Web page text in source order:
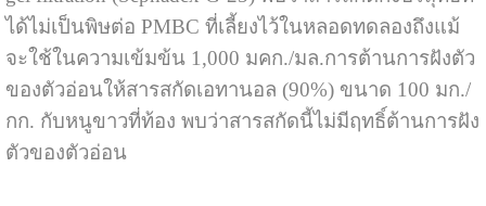
ได้ไม่เป็นพิษต่อ PMBC ที่เลี้ยงไว้ในหลอดทดลองถึงแม้
จะใช้ในความเข้มข้น 1,000 มคก./มล.การต้านการฝังตัว
ของตัวอ่อนให้สารสกัดเอทานอล (90%) ขนาด 100 มก./
กก. กับหนูขาวที่ท้อง พบว่าสารสกัดนี้ไม่มีฤทธิ์ต้านการฝัง
ตัวของตัวอ่อน